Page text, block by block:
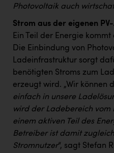
TGW Logistics
TRAILOMAT & Cycling
VERITAS
Vier Diamanten
Vorlagenportal
Wirtschaftskammer OÖ
Photovoltaik auch
Strom aus der eigenen
Ein Teil der Energie
Die Einbindung von
Ladeinfrastruktur sorgt
benötigten Stroms zum
erzeugt wird. „Wir können
einfach in unsere
wird der Ladebereich vom
einem aktiven Teil des
Betreiber ist damit
Stromnutzer“, sagt Stefan